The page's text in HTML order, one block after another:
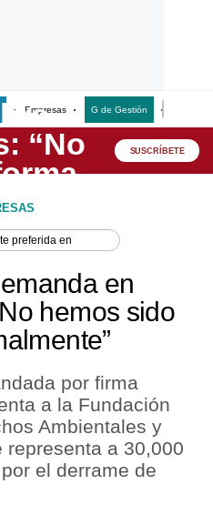
Empresas G de Gestión
SUSCRÍBETE
preferida en
en
hemos sido
por firma
a la Fundación
Ambientales y
representa a 30,000
el derrame de